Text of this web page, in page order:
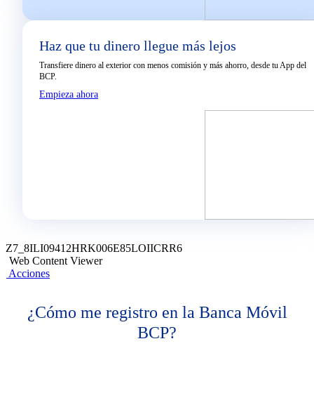
Haz que tu dinero llegue más lejos
Transfiere dinero al exterior con menos comisión y más ahorro, desde tu App del
BCP.​
Empieza ahora
Z7_8ILI09412HRK006E85LOIICRR6
Web Content Viewer
Acciones
¿Cómo me registro en la Banca Móvil
BCP?